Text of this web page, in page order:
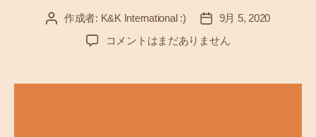
投 作成者: K&K International :)
投
日
9月 5, 2020
A
を
コメントはまだありません